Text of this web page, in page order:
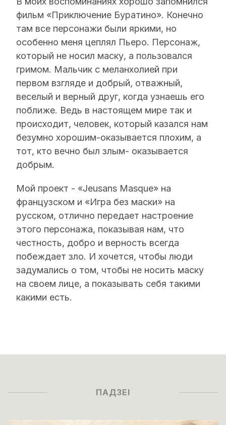
фильм «Приключение Буратино». Конечно
там все персонажи были яркими, но
особенно меня цеплял Пьеро. Персонаж,
который не носил маску, а пользовался
гримом. Мальчик с меланхолией при
первом взгляде и добрый, отважный,
веселый и верный друг, когда узнаешь его
поближе. Ведь в настоящем мире так и
происходит, человек, который казался нам
безумно хорошим-оказывается плохим, а
тот, кто вечно был злым- оказывается
добрым.
Мой проект - «Jeusans Masque» на
французском и «Игра без маски» на
русском, отлично передает настроение
этого персонажа, показывая нам, что
честность, добро и верность всегда
побеждает зло. И хочется, чтобы люди
задумались о том, чтобы не носить маску
на своем лице, а показывать себя такими
какими есть.
ПАДЗЕІ